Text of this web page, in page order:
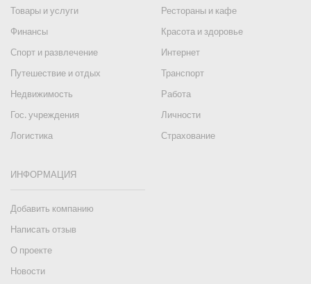
Товары и услуги
Рестораны и кафе
Финансы
Красота и здоровье
Спорт и развлечение
Интернет
Путешествие и отдых
Транспорт
Недвижимость
Работа
Гос. учреждения
Личности
Логистика
Страхование
ИНФОРМАЦИЯ
Добавить компанию
Написать отзыв
О проекте
Новости